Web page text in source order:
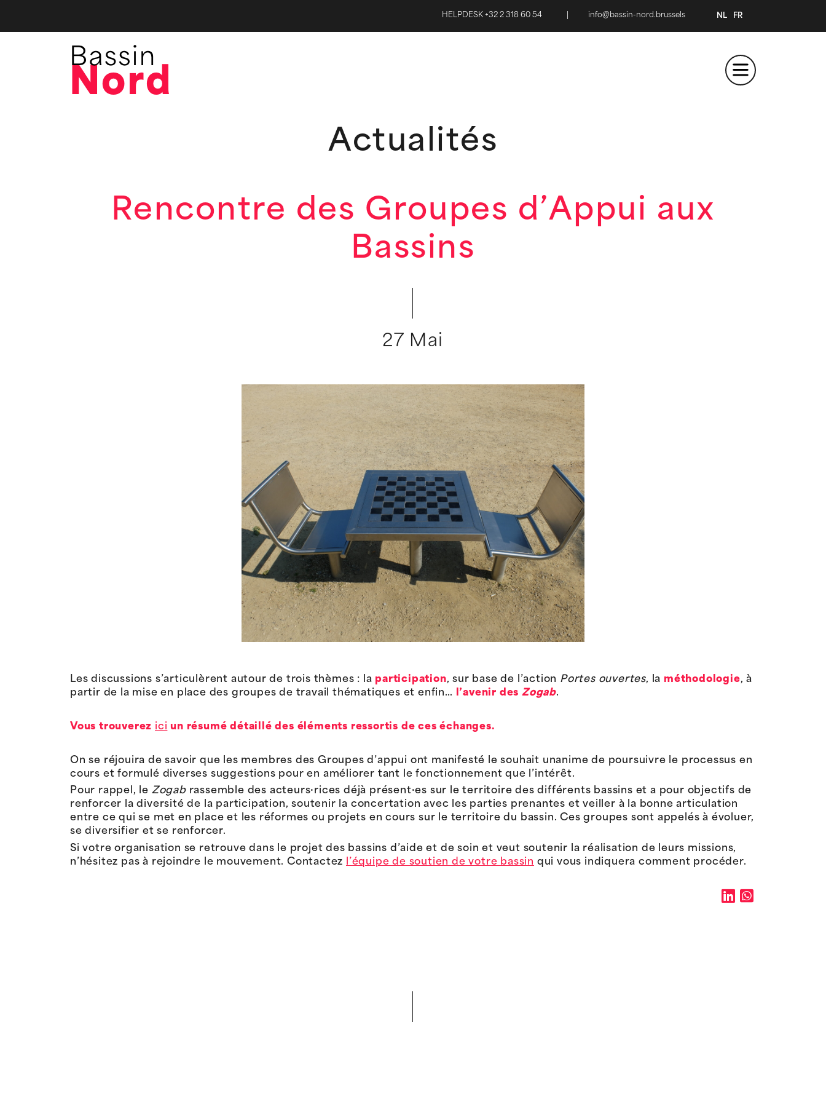
HELPDESK +32 2 318 60 54 info@bassin-nord.brussels NL FR
Actualités
Rencontre des Groupes d’Appui aux
Bassins
27 Mai
Les discussions s’articulèrent autour de trois thèmes : la participation, sur base de l’action Portes ouvertes, la méthodologie, à
partir de la mise en place des groupes de travail thématiques et enfin…
l’avenir desZogab.
Vous trouverez ici un résumé détaillé des éléments ressortis de ces échanges.
On se réjouira de savoir que les membres des Groupes d’appui ont manifesté le souhait unanime de poursuivre le processus en
cours et formulé diverses suggestions pour en améliorer tant le fonctionnement que l’intérêt.
Pour rappel, le Zogabrassemble des acteurs·rices déjà présent·es sur le territoire des différents bassins et a pour objectifs de
renforcer la diversité de la participation, soutenir la concertation avec les parties prenantes et veiller à la bonne articulation
entre ce qui se met en place et les réformes ou projets en cours sur le territoire du bassin. Ces groupes sont appelés à évoluer,
se diversifier et se renforcer.
Si votre organisation se retrouve dans le projet des bassins d’aide et de soin et veut soutenir la réalisation de leurs missions,
n’hésitez pas à rejoindre le mouvement. Contactez
l’équipe de soutien de votre bassin qui vous indiquera comment procéder.